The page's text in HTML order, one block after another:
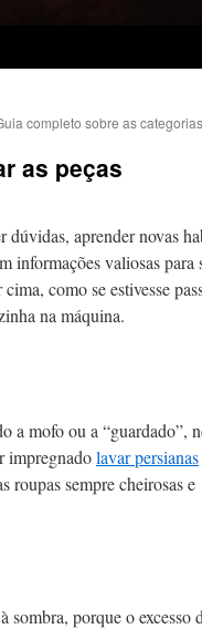
completo sobre as
as peças
dúvidas, aprender novas
informações valiosas para
como se estivesse
na máquina.
a mofo ou a “guardado”,
impregnadolavar persianas
roupas sempre cheirosas e
sombra, porque o excesso